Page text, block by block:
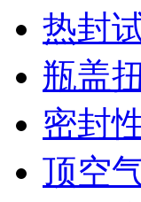
热封
瓶盖
密封
顶空